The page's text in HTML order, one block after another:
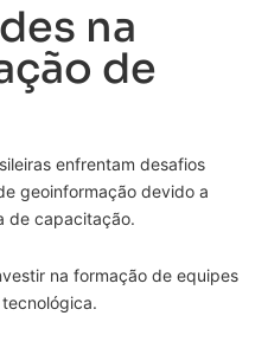
na
de
enfrentam desafios
geoinformação devido a
de capacitação.
na formação de equipes